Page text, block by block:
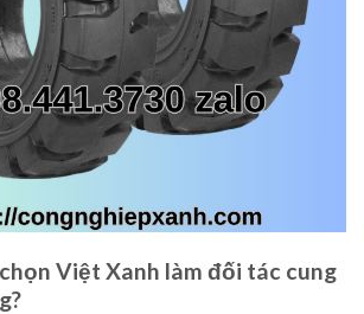
Việt Xanh làm đối tác cung